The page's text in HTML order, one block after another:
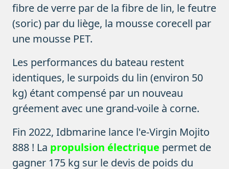
fibre de verre par de la fibre de lin, le feutre
(soric) par du liège, la mousse corecell par
une mousse PET.
Les performances du bateau restent
identiques, le surpoids du lin (environ 50
kg) étant compensé par un nouveau
gréement avec une grand-voile à corne.
Fin 2022, Idbmarine lance l'e-Virgin Mojito
888 ! La propulsion électrique permet de
gagner 175 kg sur le devis de poids du